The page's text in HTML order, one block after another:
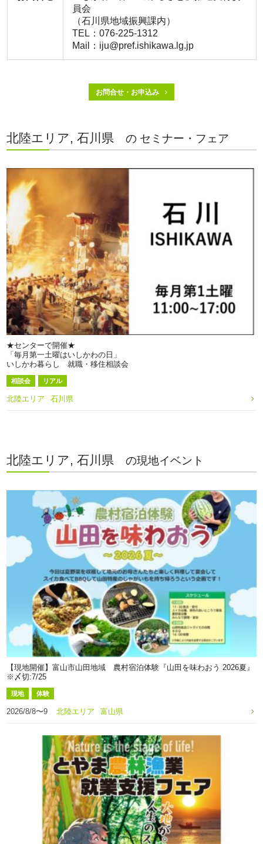
員会
（石川県地域振興課内）
TEL：076-225-1312
Mail：iju@pref.ishikawa.lg.jp
お問合せ・お申込み
北陸エリア, 石川県 の セミナー・フェア
★センターで開催★
「毎月第一土曜はいしかわの日」
いしかわ暮らし 就職・移住相談会
相談会 リアル
北陸エリア 石川県
北陸エリア, 石川県 の現地イベント
【現地開催】富山市山田地域 農村宿泊体験『山田を味わおう 2026夏』
※〆切:7/25
現地 体験
2026/8/8〜9 北陸エリア 富山県